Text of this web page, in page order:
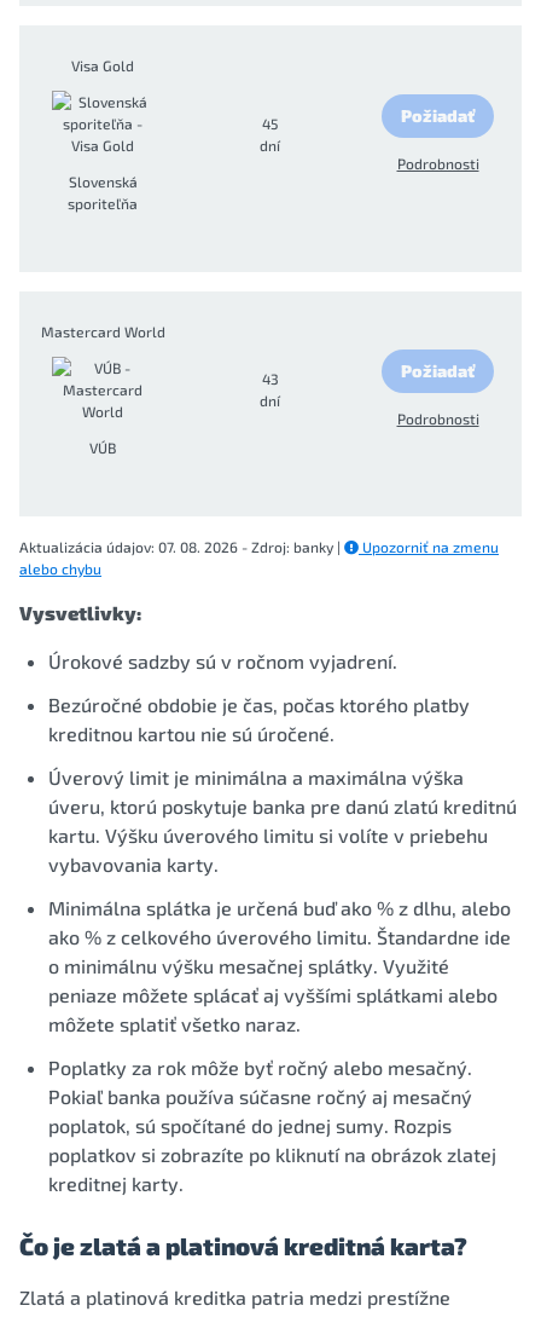
Visa Gold
Slovenská
sporiteľňa
45
dní
Požiadať
Podrobnosti
Mastercard World
VÚB
43
dní
Požiadať
Podrobnosti
Aktualizácia údajov: 07. 08. 2026 - Zdroj: banky |
Upozorniť na zmenu
alebo chybu
Vysvetlivky:
Úrokové sadzby sú v ročnom vyjadrení.
Bezúročné obdobie je čas, počas ktorého platby
kreditnou kartou nie sú úročené.
Úverový limit je minimálna a maximálna výška
úveru, ktorú poskytuje banka pre danú zlatú kreditnú
kartu. Výšku úverového limitu si volíte v priebehu
vybavovania karty.
Minimálna splátka je určená buď ako % z dlhu, alebo
ako % z celkového úverového limitu. Štandardne ide
o minimálnu výšku mesačnej splátky. Využité
peniaze môžete splácať aj vyššími splátkami alebo
môžete splatiť všetko naraz.
Poplatky za rok môže byť ročný alebo mesačný.
Pokiaľ banka používa súčasne ročný aj mesačný
poplatok, sú spočítané do jednej sumy. Rozpis
poplatkov si zobrazíte po kliknutí na obrázok zlatej
kreditnej karty.
Čo je zlatá a platinová kreditná karta?
Zlatá a platinová kreditka patria medzi prestížne